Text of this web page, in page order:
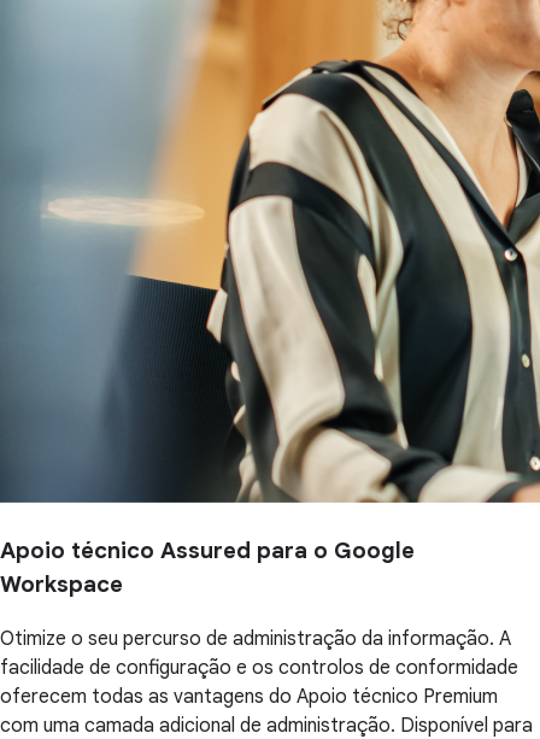
Apoio técnico Assured para o Google
Workspace
Otimize o seu percurso de administração da informação. A
facilidade de configuração e os controlos de conformidade
oferecem todas as vantagens do Apoio técnico Premium
com uma camada adicional de administração. Disponível para